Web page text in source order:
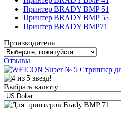
Принтер BRADY BMP 51
Принтер BRADY BMP 53
Принтер BRADY BMP71
Производители
Отзывы
Выбрать валюту